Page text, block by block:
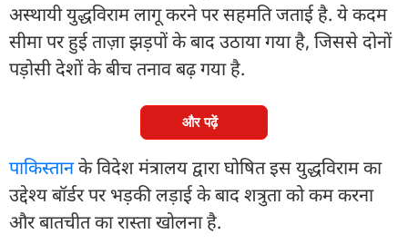
अस्थायी युद्धविराम लागू करने पर सहमति जताई है. ये कदम
सीमा पर हुई ताज़ा झड़पों के बाद उठाया गया है, जिससे दोनों
पड़ोसी देशों के बीच तनाव बढ़ गया है.
और पढ़ें
पाकिस्तानके विदेश मंत्रालय द्वारा घोषित इस युद्धविराम का
उद्देश्य बॉर्डर पर भड़की लड़ाई के बाद शत्रुता को कम करना
और बातचीत का रास्ता खोलना है.